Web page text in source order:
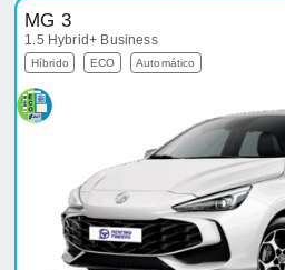
MG 3
1.5 Hybrid+ Business
Híbrido ECO Automático